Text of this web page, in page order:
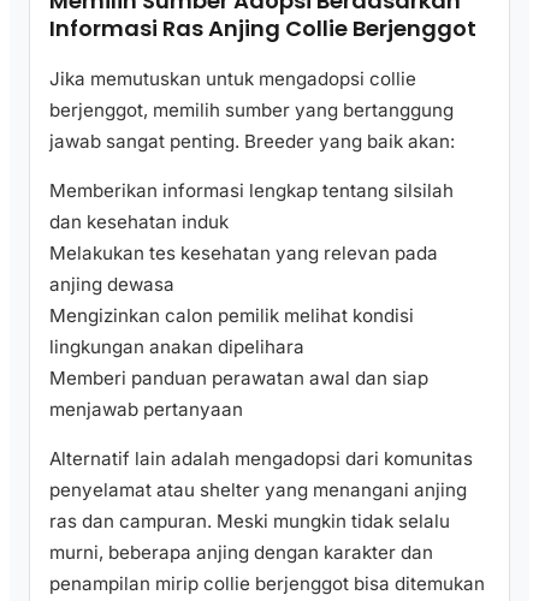
Informasi Ras Anjing Collie Berjenggot
Jika memutuskan untuk mengadopsi collie
berjenggot, memilih sumber yang bertanggung
jawab sangat penting. Breeder yang baik akan:
Memberikan informasi lengkap tentang silsilah
dan kesehatan induk
Melakukan tes kesehatan yang relevan pada
anjing dewasa
Mengizinkan calon pemilik melihat kondisi
lingkungan anakan dipelihara
Memberi panduan perawatan awal dan siap
menjawab pertanyaan
Alternatif lain adalah mengadopsi dari komunitas
penyelamat atau shelter yang menangani anjing
ras dan campuran. Meski mungkin tidak selalu
murni, beberapa anjing dengan karakter dan
penampilan mirip collie berjenggot bisa ditemukan